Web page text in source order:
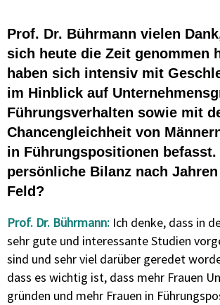
Prof. Dr. Bührmann vielen
sich heute die Zeit genommen
haben sich intensiv mit
im Hinblick auf
Führungsverhalten sowie mit
Chancengleichheit von
in Führungspositionen befasst.
persönliche Bilanz nach
Feld?
Prof. Dr. Bührmann: Ich denke, dass in
sehr gute und interessante Studien
sind und sehr viel darüber geredet
dass es wichtig ist, dass mehr Frauen
gründen und mehr Frauen in